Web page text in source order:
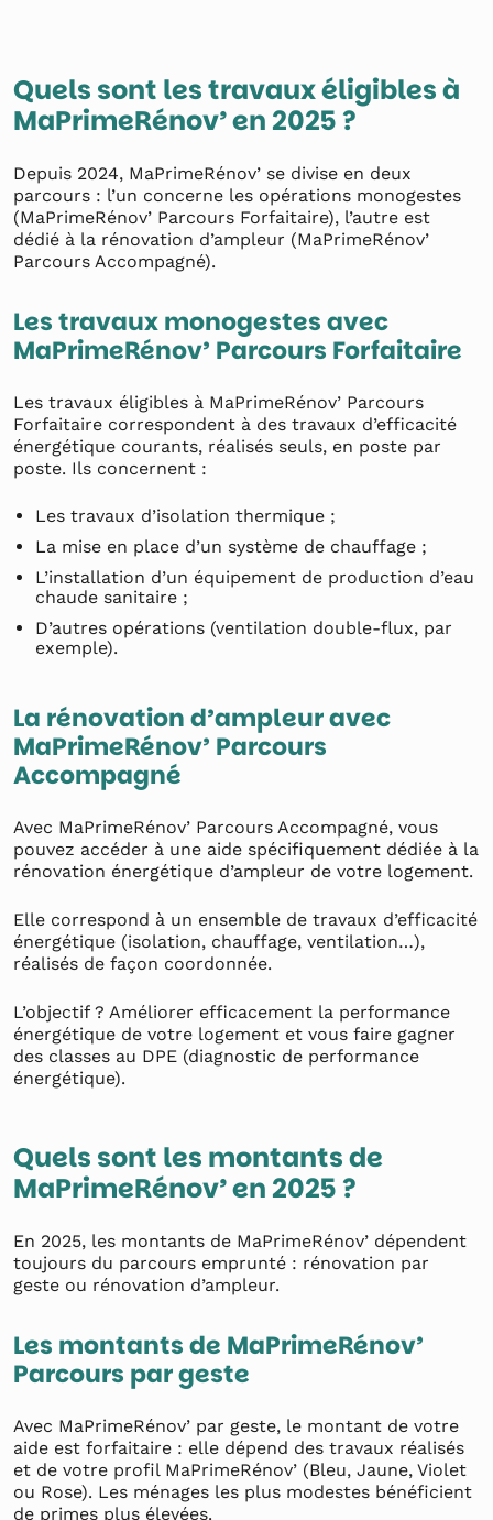
Quels sont les travaux éligibles à
MaPrimeRénov’ en 2025 ?
Depuis 2024, MaPrimeRénov’ se divise en deux
parcours : l’un concerne les opérations monogestes
(MaPrimeRénov’ Parcours Forfaitaire), l’autre est
dédié à la rénovation d’ampleur (MaPrimeRénov’
Parcours Accompagné).
Les travaux monogestes avec
MaPrimeRénov’ Parcours Forfaitaire
Les travaux éligibles à MaPrimeRénov’ Parcours
Forfaitaire correspondent à des travaux d’efficacité
énergétique courants, réalisés seuls, en poste par
poste. Ils concernent :
Les travaux d’isolation thermique ;
La mise en place d’un système de chauffage ;
L’installation d’un équipement de production d’eau
chaude sanitaire ;
D’autres opérations (ventilation double-flux, par
exemple).
La rénovation d’ampleur avec
MaPrimeRénov’ Parcours
Accompagné
Avec MaPrimeRénov’ Parcours Accompagné, vous
pouvez accéder à une aide spécifiquement dédiée à la
rénovation énergétique d’ampleur de votre logement.
Elle correspond à un ensemble de travaux d’efficacité
énergétique (isolation, chauffage, ventilation…),
réalisés de façon coordonnée.
L’objectif ? Améliorer efficacement la performance
énergétique de votre logement et vous faire gagner
des classes au DPE (diagnostic de performance
énergétique).
Quels sont les montants de
MaPrimeRénov’ en 2025 ?
En 2025, les montants de MaPrimeRénov’ dépendent
toujours du parcours emprunté : rénovation par
geste ou rénovation d’ampleur.
Les montants de MaPrimeRénov’
Parcours par geste
Avec MaPrimeRénov’ par geste, le montant de votre
aide est forfaitaire : elle dépend des travaux réalisés
et de votre profil MaPrimeRénov’ (Bleu, Jaune, Violet
ou Rose). Les ménages les plus modestes bénéficient
de primes plus élevées.